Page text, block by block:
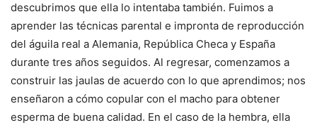
descubrimos que ella lo intentaba también. Fuimos a
aprender las técnicas parental e impronta de reproducción
del águila real a Alemania, República Checa y España
durante tres años seguidos. Al regresar, comenzamos a
construir las jaulas de acuerdo con lo que aprendimos; nos
enseñaron a cómo copular con el macho para obtener
esperma de buena calidad. En el caso de la hembra, ella